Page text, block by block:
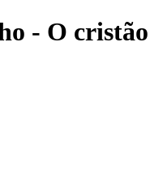
- O cristão